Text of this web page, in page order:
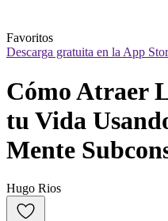
Favoritos
Descarga gratuita en la App
Cómo Atraer
tu Vida
Mente
Hugo Rios